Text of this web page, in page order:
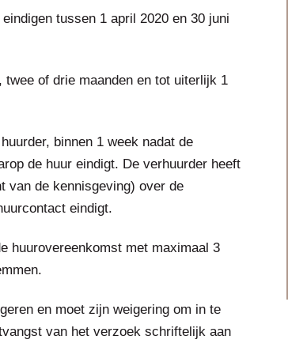
tussen 1 april 2020 en 30 juni
of drie maanden en tot uiterlijk 1
binnen 1 week nadat de
de huur eindigt. De verhuurder heeft
van de kennisgeving) over de
eindigt.
huurovereenkomst met maximaal 3
en moet zijn weigering om in te
van het verzoek schriftelijk aan